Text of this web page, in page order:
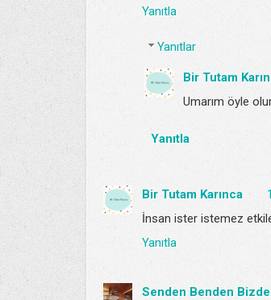
Yanıtla
Yanıtlar
Bir Tutam
Umarım öyle
Yanıtla
Bir Tutam Karınca
İnsan ister istemez
Yanıtla
Senden Benden